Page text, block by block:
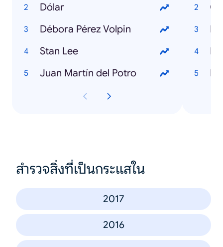
Dólar
Débora Pérez Volpin
Stan Lee
Juan Martín del Potro
สำรวจสิ่งที่เป็นกระแสใน
2017
2016